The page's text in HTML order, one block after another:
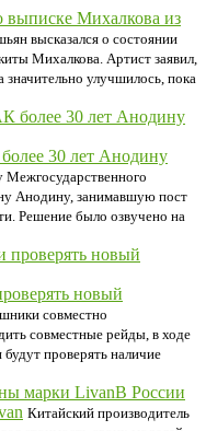
выписке Михалкова из
высказался о состоянии
Михалкова. Артист заявил,
значительно улучшилось, пока
30 лет Анодину
Межгосударственного
Анодину, занимавшую пост
Решение было озвучено на
новый
совместно
совместные рейды, в ходе
проверять наличие
В России
Китайский производитель